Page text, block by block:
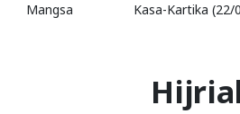
Mangsa
Kasa-Kartika (22/